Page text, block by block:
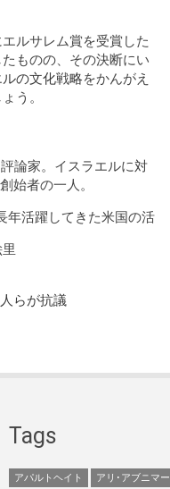
ルサレム賞を受賞した
ものの、その決断にい
の文化戦略をかんがえ
う。
論家。イスラエルに対
始者の一人。
年活躍してきた米国の活
らが抗議
Tags
アパルトヘイト アリ･アブニマー